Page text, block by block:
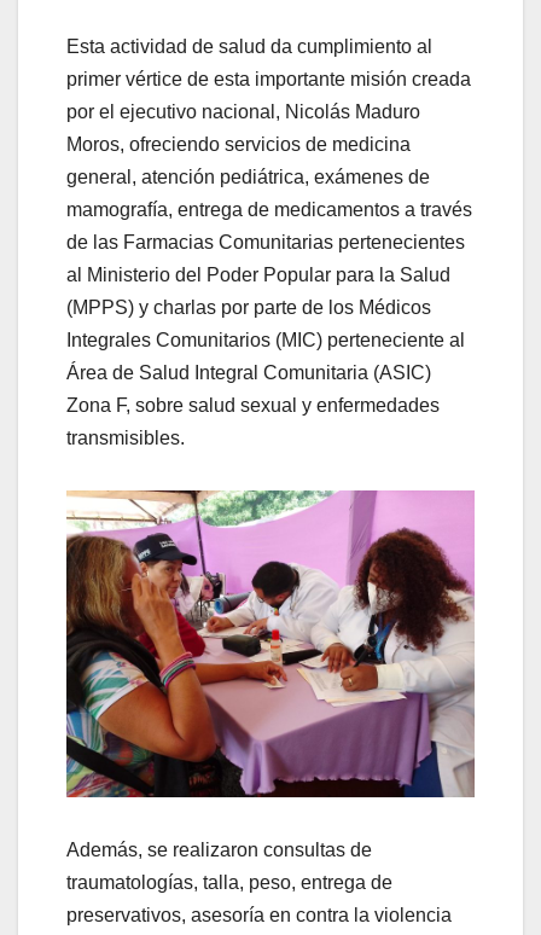
Esta actividad de salud da cumplimiento al
primer vértice de esta importante misión creada
por el ejecutivo nacional, Nicolás Maduro
Moros, ofreciendo servicios de medicina
general, atención pediátrica, exámenes de
mamografía, entrega de medicamentos a través
de las Farmacias Comunitarias pertenecientes
al Ministerio del Poder Popular para la Salud
(MPPS) y charlas por parte de los Médicos
Integrales Comunitarios (MIC) perteneciente al
Área de Salud Integral Comunitaria (ASIC)
Zona F, sobre salud sexual y enfermedades
transmisibles.
Además, se realizaron consultas de
traumatologías, talla, peso, entrega de
preservativos, asesoría en contra la violencia